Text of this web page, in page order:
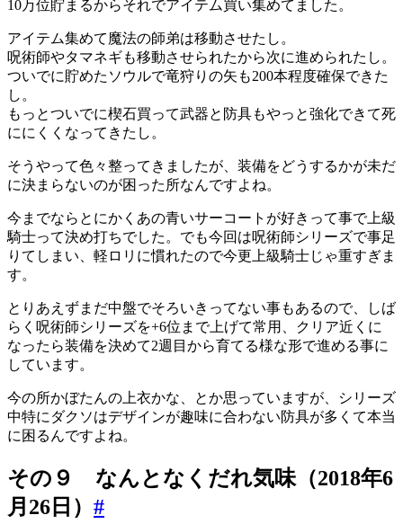
10万位貯まるからそれでアイテム買い集めてました。
アイテム集めて魔法の師弟は移動させたし。
呪術師やタマネギも移動させられたから次に進められたし。
ついでに貯めたソウルで竜狩りの矢も200本程度確保できた
し。
もっとついでに楔石買って武器と防具もやっと強化できて死
ににくくなってきたし。
そうやって色々整ってきましたが、装備をどうするかが未だ
に決まらないのが困った所なんですよね。
今までならとにかくあの青いサーコートが好きって事で上級
騎士って決め打ちでした。でも今回は呪術師シリーズで事足
りてしまい、軽ロリに慣れたので今更上級騎士じゃ重すぎま
す。
とりあえずまだ中盤でそろいきってない事もあるので、しば
らく呪術師シリーズを+6位まで上げて常用、クリア近くに
なったら装備を決めて2週目から育てる様な形で進める事に
しています。
今の所かぼたんの上衣かな、とか思っていますが、シリーズ
中特にダクソはデザインが趣味に合わない防具が多くて本当
に困るんですよね。
その９ なんとなくだれ気味（2018年6
月26日） #